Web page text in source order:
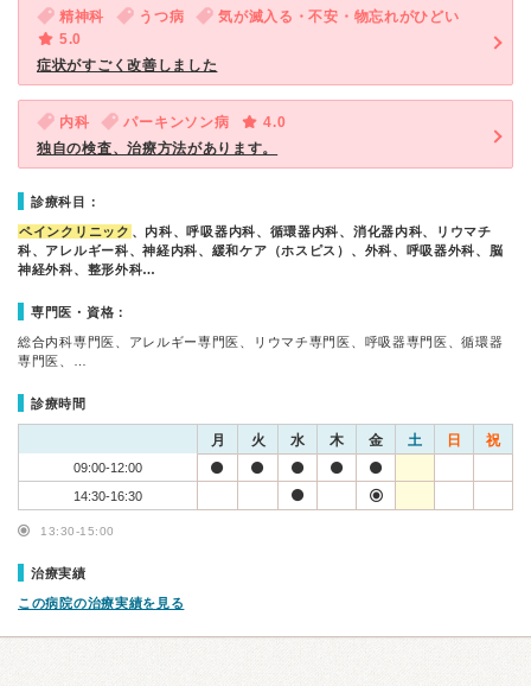
精神科 うつ病
気が滅入る・不安・物忘れがひどい
5.0
症状がすごく改善しました
内科 パーキンソン病
4.0
独自の検査、治療方法があります。
診療科目：
ペインクリニック 、内科、呼吸器内科、循環器内科、消化器内科、リウマチ
科、アレルギー科、神経内科、緩和ケア（ホスピス）、外科、呼吸器外科、脳
神経外科、整形外科…
専門医・資格：
総合内科専門医、アレルギー専門医、リウマチ専門医、呼吸器専門医、循環器
専門医、…
診療時間
月 火 水 木 金 土 日 祝
09:00-12:00
14:30-16:30
13:30-15:00
治療実績
この病院の治療実績を見る